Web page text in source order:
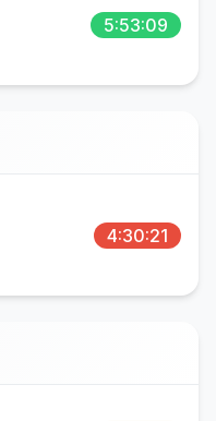
5:53:09
4:30:21